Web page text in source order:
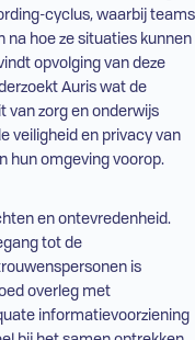
cyclus, waarbij teams
na hoe ze situaties kunnen
opvolging van deze
Auris wat de
van zorg en onderwijs
veiligheid en privacy van
hun omgeving voorop.
en ontevredenheid.
tot de
is
overleg met
informatievoorziening